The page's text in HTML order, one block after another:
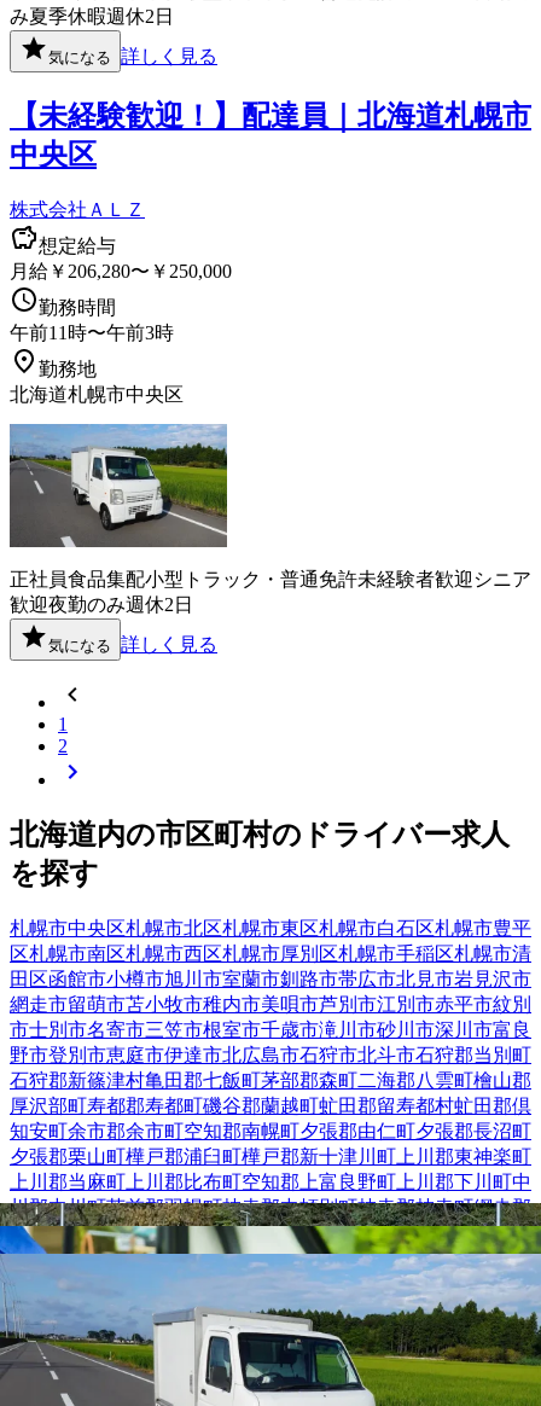
み夏季休暇週休2日
気になる 詳しく見る
【未経験歓迎！】配達員｜北海道札幌市
中央区
株式会社ＡＬＺ
想定給与
月給￥206,280〜￥250,000
勤務時間
午前11時〜午前3時
勤務地
北海道札幌市中央区
正社員食品集配小型トラック・普通免許未経験者歓迎 シニア
歓迎夜勤のみ週休2日
気になる 詳しく見る
1
2
北海道内の市区町村の ドライバー求人
を探す
札幌市中央区札幌市北区札幌市東区札幌市白石区札幌市豊平
区札幌市南区札幌市西区札幌市厚別区札幌市手稲区札幌市清
田区函館市小樽市旭川市室蘭市釧路市帯広市北見市岩見沢市
網走市留萌市苫小牧市稚内市美唄市芦別市江別市赤平市紋別
市士別市名寄市三笠市根室市千歳市滝川市砂川市深川市富良
野市登別市恵庭市伊達市北広島市石狩市北斗市石狩郡当別町
石狩郡新篠津村亀田郡七飯町茅部郡森町二海郡八雲町檜山郡
厚沢部町寿都郡寿都町磯谷郡蘭越町虻田郡留寿都村虻田郡倶
知安町余市郡余市町空知郡南幌町夕張郡由仁町夕張郡長沼町
夕張郡栗山町樺戸郡浦臼町樺戸郡新十津川町 上川郡東神楽町
上川郡当麻町 上川郡比布町空知郡上富良野町 上川郡下川町中
川郡中川町苫前郡羽幌町枝幸郡中頓別町枝幸郡枝幸町網走郡
美幌町網走郡津別町斜里郡斜里町斜里郡小清水町常呂郡訓子
府町常呂郡佐呂間町紋別郡遠軽町紋別郡湧別町紋別郡興部町
白老郡白老町
虻田郡洞爺湖町 沙流郡日高町沙流郡平取町新冠
郡新冠町
浦河郡浦河町様似郡様似町日高郡新ひだか町河東郡
音更町河東郡鹿追町 上川郡新得町河西郡芽室町河西郡中札内
村河西郡更別村広尾郡大樹町中川郡幕別町中川郡本別町足寄
郡足寄町
十勝郡浦幌町釧路郡釧路町厚岸郡厚岸町
川上郡標茶